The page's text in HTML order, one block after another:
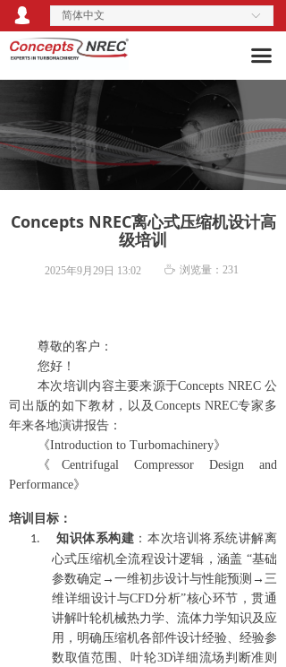
넙 ꀅ
简体中文
끀
关于我们
产品服务
行业解决方案
活动培训
技术博客
资料库
ꄘ 浏览量： 231
2025年9月29日 13:02
尊敬的客户：
您好！
本次培训内容主要来源于Concepts NREC公
司出版的如下教材，以及 Concepts NREC专家多
年来各地演讲报告：
《Introduction to Turbomachinery》
《 Centrifugal Compressor Design and
Performance》
培训目标：
1.
知识体系构建 ：本次培训将系统讲解离
心式压缩机全流程设计逻辑，涵盖 “基础
参数确定→一维初步设计与性能预测→三
维详细设计与CFD分析”核心环节，贯通
讲解叶轮机械热力学、 流体力学知识及应
用 ， 明确压缩机各部件设计经验、 经验参
数取值范围、叶轮3D详细 流场判断准则
Concepts NREC离心式压缩机设计高
级培训